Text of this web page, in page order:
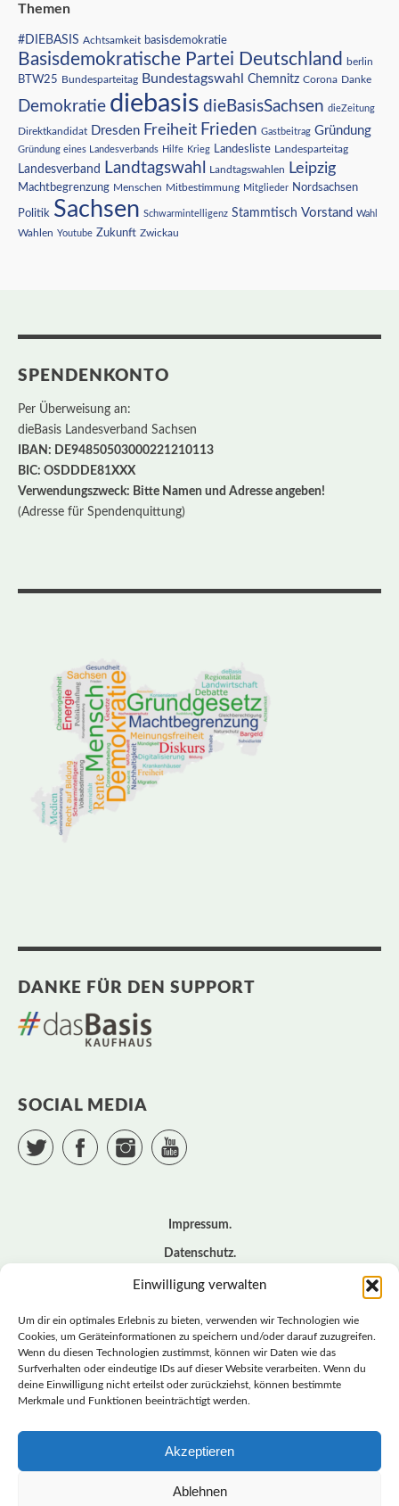
Einwilligung verwalten
Um dir ein optimales Erlebnis zu bieten, verwenden wir Technologien wie
Cookies, um Geräteinformationen zu speichern und/oder darauf zuzugreifen.
Wenn du diesen Technologien zustimmst, können wir Daten wie das
Surfverhalten oder eindeutige IDs auf dieser Website verarbeiten. Wenn du
deine Einwilligung nicht erteilst oder zurückziehst, können bestimmte
Merkmale und Funktionen beeinträchtigt werden.
Akzeptieren
Ablehnen
Themen
#DIEBASIS Achtsamkeit basisdemokratie
Basisdemokratische Partei Deutschland berlin
BTW25 Bundesparteitag Bundestagswahl Chemnitz Corona Danke
Demokratie diebasis dieBasisSachsen dieZeitung
Direktkandidat Dresden Freiheit Frieden Gastbeitrag Gründung
Gründung eines Landesverbands Hilfe Krieg Landesliste Landesparteitag
Landesverband Landtagswahl Landtagswahlen Leipzig
Machtbegrenzung Menschen Mitbestimmung Mitglieder Nordsachsen
Politik Sachsen Schwarmintelligenz Stammtisch Vorstand Wahl
Wahlen Youtube Zukunft Zwickau
SPENDENKONTO
Per Überweisung an:
dieBasis Landesverband Sachsen
IBAN: DE94850503000221210113
BIC: OSDDDE81XXX
Verwendungszweck: Bitte Namen und Adresse angeben!
(Adresse für Spendenquittung)
DANKE FÜR DEN SUPPORT
SOCIAL MEDIA
Twitter Facebook Instagram
Impressum
Datenschutz
Cookie – Richtlinie (EU)
© BASISDEMOKRATISCHE PARTEI DEUTSCHLAND *
LANDESVERBAND SACHSEN
LANDESVERBAND
SACHSEN | DIEBASIS